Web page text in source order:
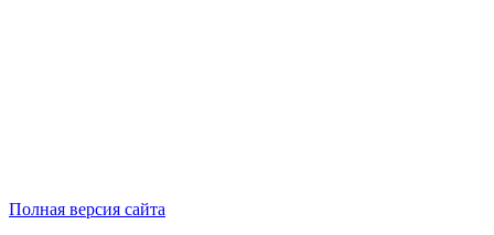
Полная версия сайта